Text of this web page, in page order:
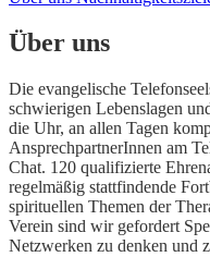
Über uns
Die evangelische
schwierigen Lebenslagen
die Uhr, an allen Tagen
AnsprechpartnerInnen am
Chat. 120 qualifizierte
regelmäßig stattfindende
spirituellen Themen der
Verein sind wir gefordert
Netzwerken zu denken und